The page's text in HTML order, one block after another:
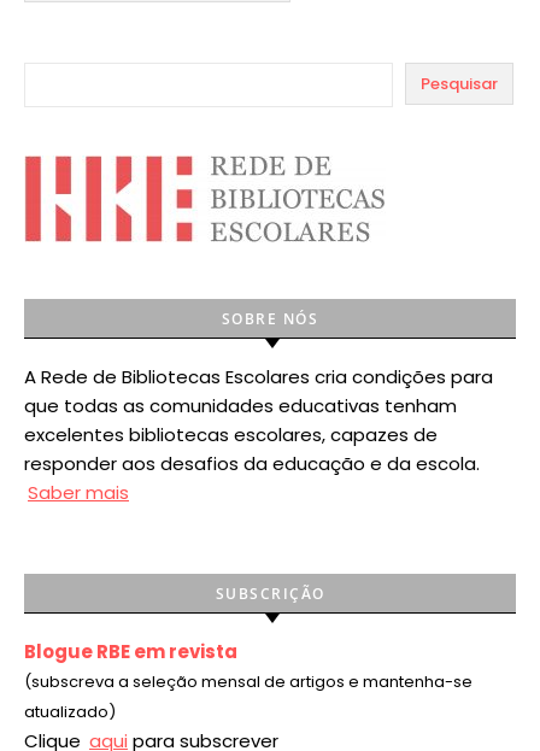
Pesquisar
SOBRE NÓS
A Rede de Bibliotecas Escolares cria condições para
que todas as comunidades educativas tenham
excelentes bibliotecas escolares, capazes de
responder aos desafios da educação e da escola.
Saber mais
SUBSCRIÇÃO
Blogue RBE em revista
(subscreva a seleção mensal de artigos e mantenha-se
atualizado)
Clique aqui para subscrever